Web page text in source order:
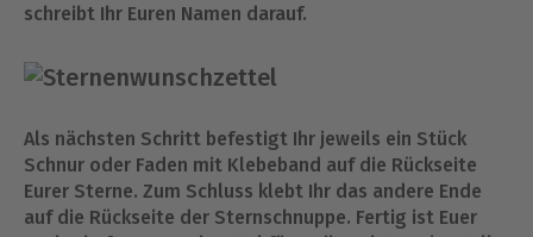
schreibt Ihr Euren Namen darauf.
Als nächsten Schritt befestigt Ihr jeweils ein Stück
Schnur oder Faden mit Klebeband auf die Rückseite
Eurer Sterne. Zum Schluss klebt Ihr das andere Ende
auf die Rückseite der Sternschnuppe. Fertig ist Euer